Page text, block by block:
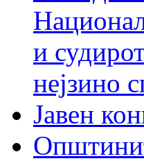
и
нејзино
Јавен